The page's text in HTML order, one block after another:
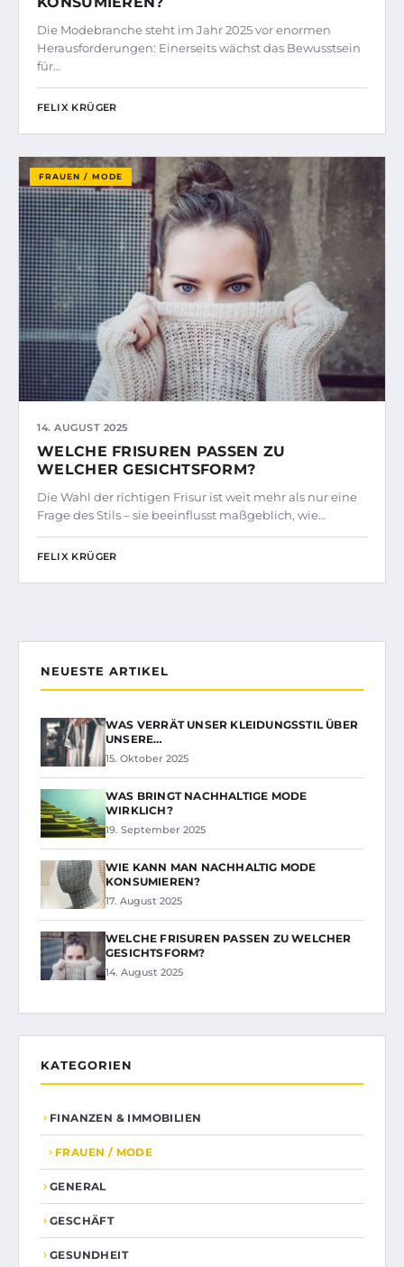
Die Modebranche steht im Jahr 2025 vor enormen
Herausforderungen: Einerseits wächst das Bewusstsein
für…
FELIX KRÜGER
FRAUEN / MODE
14. AUGUST 2025
WELCHE FRISUREN PASSEN ZU
WELCHER GESICHTSFORM?
Die Wahl der richtigen Frisur ist weit mehr als nur eine
Frage des Stils – sie beeinflusst maßgeblich, wie…
FELIX KRÜGER
NEUESTE ARTIKEL
WAS VERRÄT UNSER KLEIDUNGSSTIL ÜBER
UNSERE…
15. Oktober 2025
WAS BRINGT NACHHALTIGE MODE
WIRKLICH?
19. September 2025
WIE KANN MAN NACHHALTIG MODE
KONSUMIEREN?
17. August 2025
WELCHE FRISUREN PASSEN ZU WELCHER
GESICHTSFORM?
14. August 2025
KATEGORIEN
FINANZEN & IMMOBILIEN
FRAUEN / MODE
GENERAL
GESCHÄFT
GESUNDHEIT